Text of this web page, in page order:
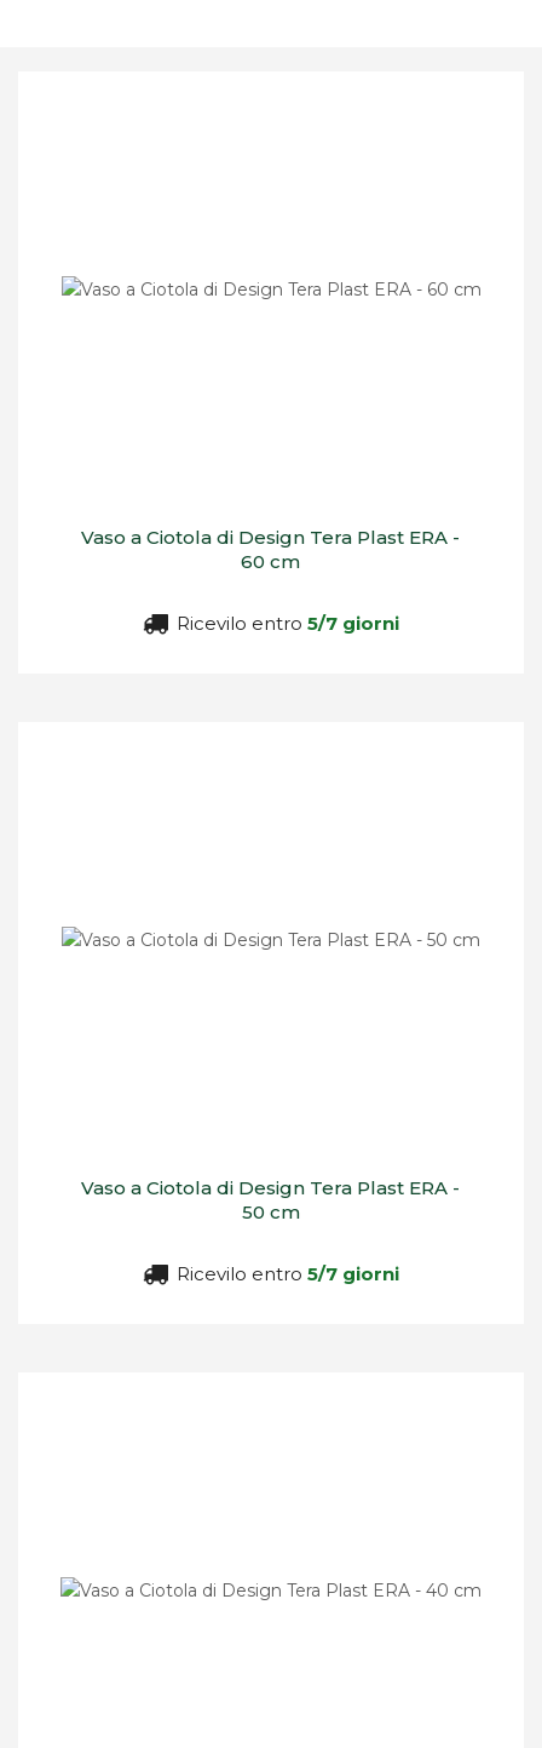
Vaso a Ciotola di Design Tera Plast ERA -
60 cm
Ricevilo entro 5/7 giorni
Vaso a Ciotola di Design Tera Plast ERA -
50 cm
Ricevilo entro 5/7 giorni